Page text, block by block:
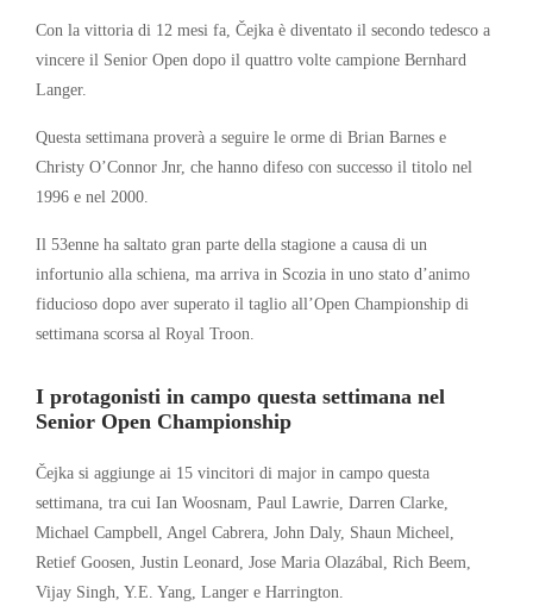
Con la vittoria di 12 mesi fa, Čejka è diventato il secondo tedesco a
vincere il Senior Open dopo il quattro volte campione Bernhard
Langer.
Questa settimana proverà a seguire le orme di Brian Barnes e
Christy O’Connor Jnr, che hanno difeso con successo il titolo nel
1996 e nel 2000.
Il 53enne ha saltato gran parte della stagione a causa di un
infortunio alla schiena, ma arriva in Scozia in uno stato d’animo
fiducioso dopo aver superato il taglio all’Open Championship di
settimana scorsa al Royal Troon.
I protagonisti in campo questa settimana nel
Senior Open Championship
Čejka si aggiunge ai 15 vincitori di major in campo questa
settimana, tra cui Ian Woosnam, Paul Lawrie, Darren Clarke,
Michael Campbell, Angel Cabrera, John Daly, Shaun Micheel,
Retief Goosen, Justin Leonard, Jose Maria Olazábal, Rich Beem,
Vijay Singh, Y.E. Yang, Langer e Harrington.